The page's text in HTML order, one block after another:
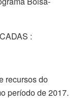
:
recursos do
período de 2017.